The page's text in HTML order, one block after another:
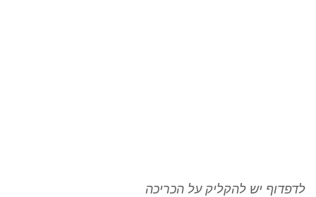
לדפדוף יש להקליק על הכריכה